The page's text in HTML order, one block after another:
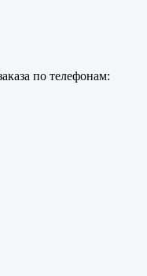
по телефонам: